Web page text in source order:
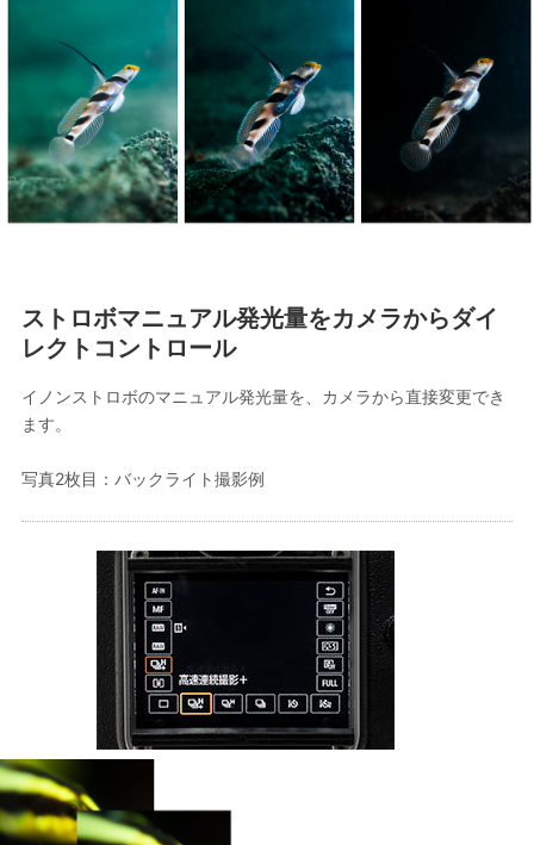
ストロボマニュアル発光量をカメラからダイ
レクトコントロール
イノンストロボのマニュアル発光量を、カメラから直接変更でき
ます。
写真2枚目：バックライト撮影例